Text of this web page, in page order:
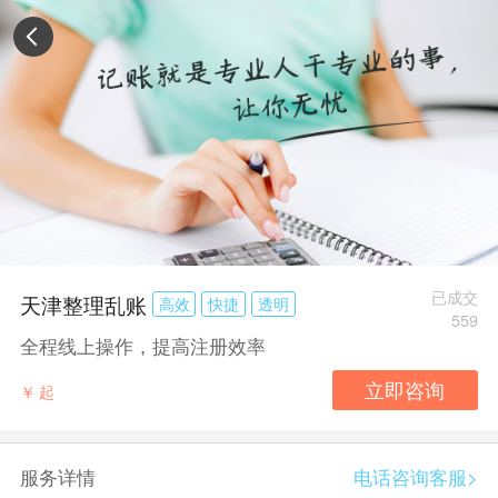
天津整理乱账 高效 快捷 透明
已成交
559
全程线上操作，提高注册效率
￥ 起
服务详情 电话咨询客服>